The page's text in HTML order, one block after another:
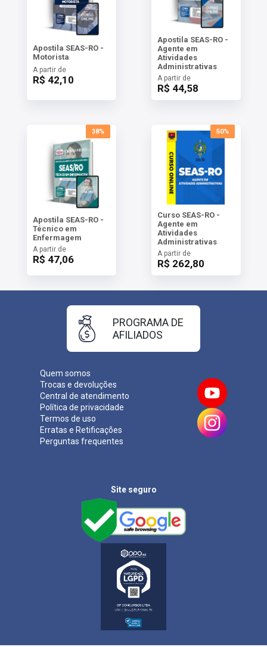
Apostila SEAS-RO -
Motorista
A partir de
R$ 42,10
Apostila SEAS-RO -
Agente em
Atividades
Administrativas
A partir de
R$ 44,58
38%
Apostila SEAS-RO -
Técnico em
Enfermagem
A partir de
R$ 47,06
50%
Curso SEAS-RO -
Agente em
Atividades
Administrativas
A partir de
R$ 262,80
Quem somos
Trocas e devoluções
Central de atendimento
Política de privacidade
Termos de uso
Erratas e Retificações
Perguntas frequentes
PROGRAMA DE
AFILIADOS
Site seguro